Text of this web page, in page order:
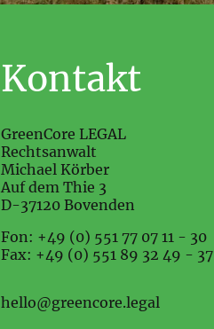
Kontakt
GreenCore LEGAL
Rechtsanwalt
Michael Körber
Auf dem Thie 3
D-37120 Bovenden
Fon: +49 (0) 551 77 07 11 - 30
Fax: +49 (0) 551 89 32 49 - 37
hello@greencore.legal